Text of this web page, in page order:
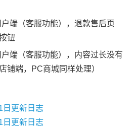
端（客服功能），退款售后页
钮
端（客服功能），内容过长没有
铺端，PC商城同样处理）
日更新日志
日更新日志